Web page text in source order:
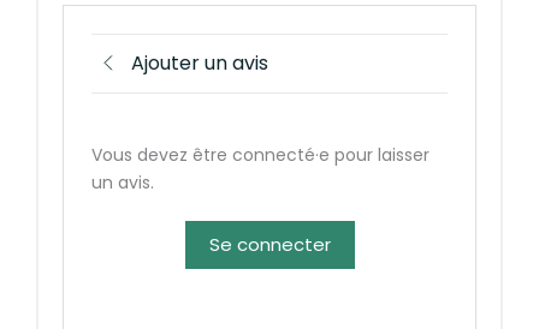
Ajouter un avis
Vous devez être connecté·e pour laisser
un avis.
Se connecter